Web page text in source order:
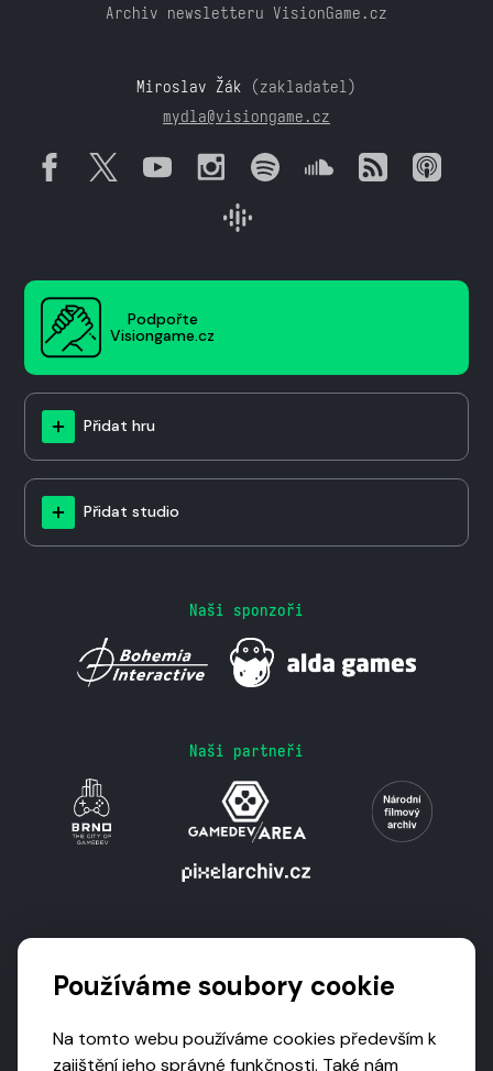
Archiv newsletteru VisionGame.cz
Miroslav Žák (zakladatel)
mydla@visiongame.cz
Podpořte
Visiongame.cz
Přidat hru
Přidat studio
Naši sponzoři
Naši partneři
Používáme soubory cookie
Na tomto webu používáme cookies především k
zajištění jeho správné funkčnosti. Také nám